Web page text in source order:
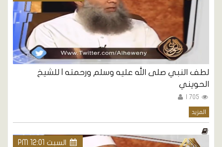
لطف النبي صلى الله عليه وسلم ورحمته | للشيخ
الحويني
المزيد
السبت PM 12:01